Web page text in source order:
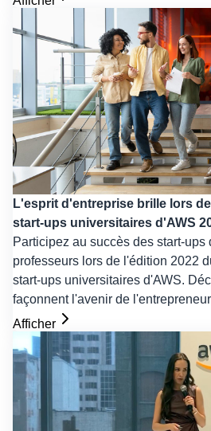
L'esprit d'entreprise brille lors
start-ups universitaires d'AWS
Participez au succès des start-ups
professeurs lors de l'édition 2022
start-ups universitaires d'AWS.
façonnent l'avenir de
Afficher